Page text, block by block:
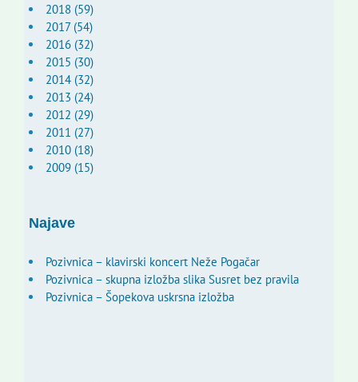
2018 (59)
2017 (54)
2016 (32)
2015 (30)
2014 (32)
2013 (24)
2012 (29)
2011 (27)
2010 (18)
2009 (15)
Najave
Pozivnica – klavirski koncert Neže Pogačar
Pozivnica – skupna izložba slika Susret bez pravila
Pozivnica – Šopekova uskrsna izložba